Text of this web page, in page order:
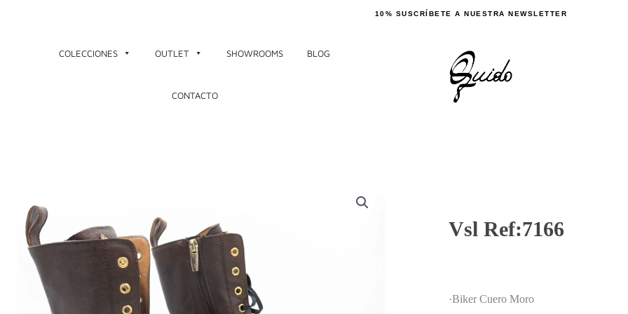
10% SUSCRÍBETE A NUESTRA NEWSLETTER
COLECCIONES OUTLET SHOWROOMS BLOG
CONTACTO
Vsl Ref:7166
·Biker Cuero Moro